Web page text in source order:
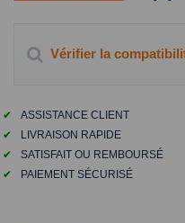
Vérifier la
✔
ASSISTANCE CLIENT
✔
LIVRAISON RAPIDE
✔
SATISFAIT OU REMBOURSÉ
✔
PAIEMENT SÉCURISÉ